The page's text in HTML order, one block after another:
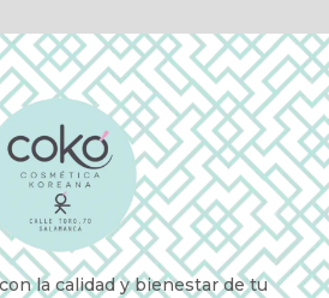
la calidad y bienestar de tu